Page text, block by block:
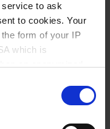
to ask
to cookies. Your
form of your IP
which is
page visits. The
to EU
that US authorities
explique
approche vis-à-vis
loi Dodd-Frank
Frank Wall Street
more information